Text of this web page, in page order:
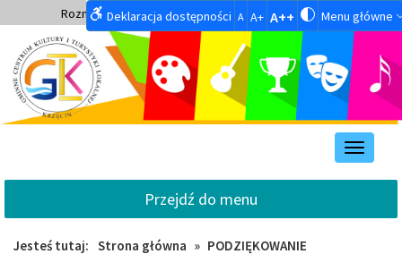
do
głównej
treści
do
wyszukiwarki
Rozmiar czcionek: A A+ A++ Zwiększ kontrast
Przełącz
Przejdź do menu
Jesteś tutaj: Strona główna » PODZIĘKOWANIE
Deklaracja dostępności A A+ A++ Menu główne